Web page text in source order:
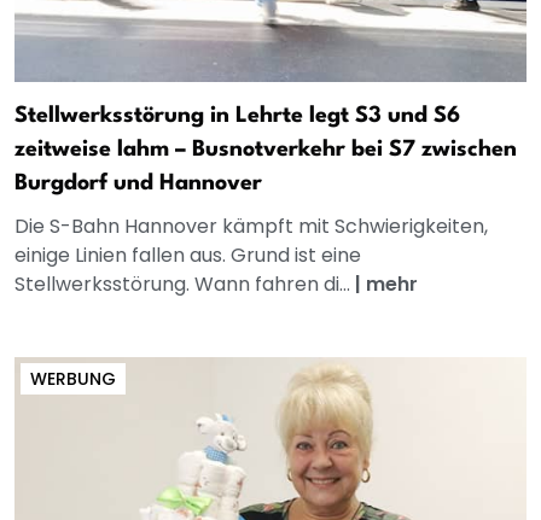
Stellwerksstörung in Lehrte legt S3 und S6
zeitweise lahm – Busnotverkehr bei S7 zwischen
Burgdorf und Hannover
Die S-Bahn Hannover kämpft mit Schwierigkeiten,
einige Linien fallen aus. Grund ist eine
Stellwerksstörung. Wann fahren di... | mehr
WERBUNG